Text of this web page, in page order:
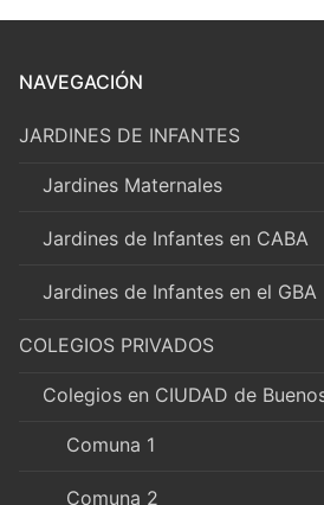
NAVEGACIÓN
JARDINES DE INFANTES
Jardines Maternales
Jardines de Infantes en CABA
Jardines de Infantes en el GBA
COLEGIOS PRIVADOS
Colegios en CIUDAD de
Comuna 1
Comuna 2